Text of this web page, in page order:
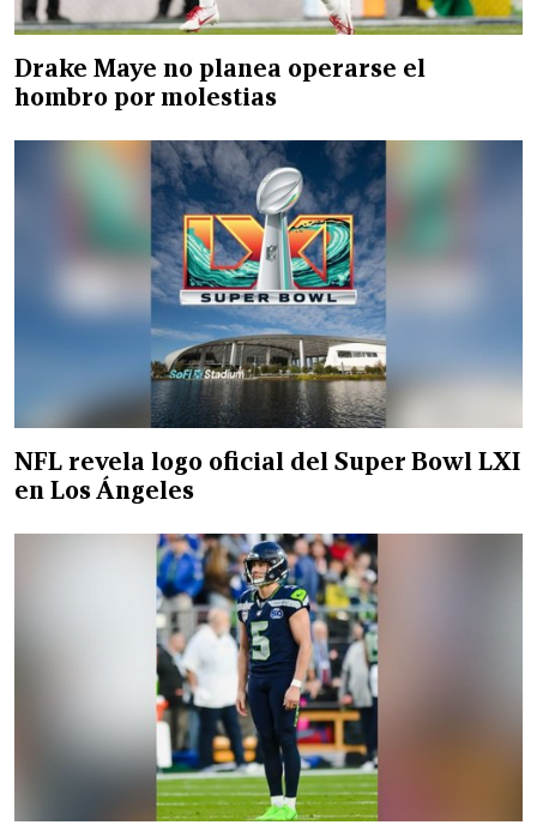
Drake Maye no planea operarse el
hombro por molestias
NFL revela logo oficial del Super Bowl LXI
en Los Ángeles